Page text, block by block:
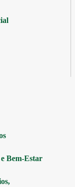
Bem-Estar